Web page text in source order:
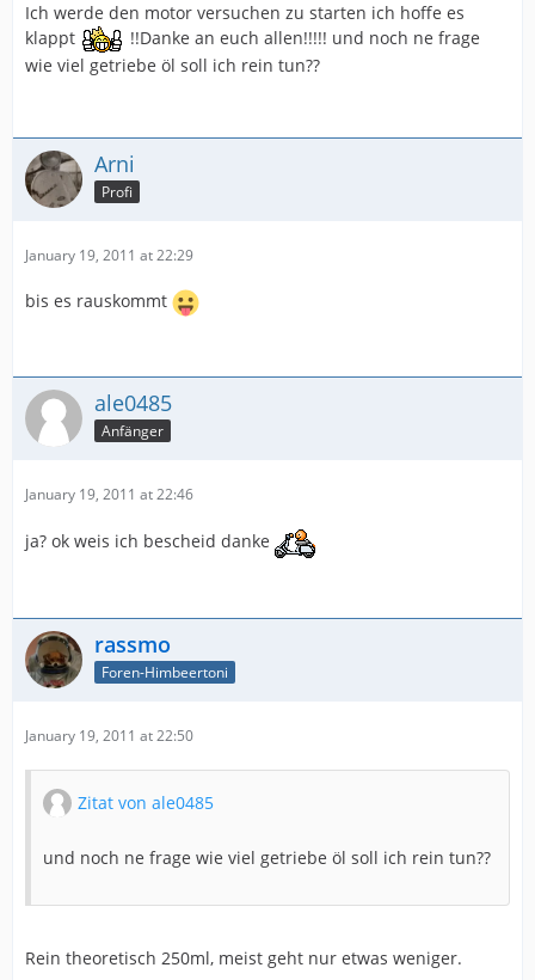
Ich werde den motor versuchen zu starten ich hoffe es
klappt
!!Danke an euch allen!!!!! und noch ne frage
wie viel getriebe öl soll ich rein tun??
Arni
Profi
January 19, 2011 at 22:29
bis es rauskommt
ale0485
Anfänger
January 19, 2011 at 22:46
ja? ok weis ich bescheid danke
rassmo
Foren-Himbeertoni
January 19, 2011 at 22:50
Zitat von ale0485
und noch ne frage wie viel getriebe öl soll ich rein tun??
Rein theoretisch 250ml, meist geht nur etwas weniger.